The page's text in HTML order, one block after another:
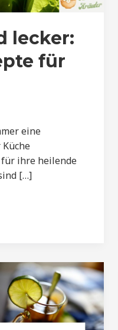
lecker:
für
eine
ihre heilende
[…]